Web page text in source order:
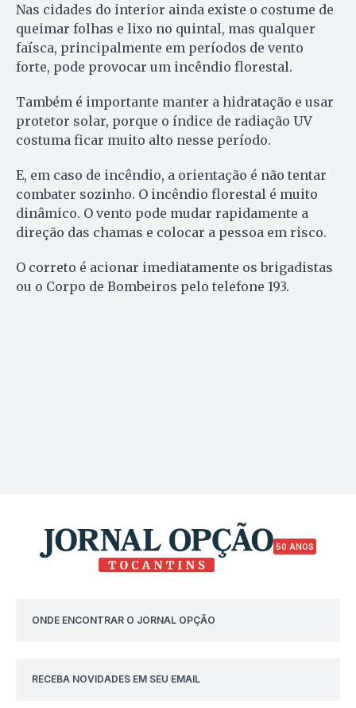
Nas cidades do interior ainda existe o costume de
queimar folhas e lixo no quintal, mas qualquer
faísca, principalmente em períodos de vento
forte, pode provocar um incêndio florestal.
Também é importante manter a hidratação e usar
protetor solar, porque o índice de radiação UV
costuma ficar muito alto nesse período.
E, em caso de incêndio, a orientação é não tentar
combater sozinho. O incêndio florestal é muito
dinâmico. O vento pode mudar rapidamente a
direção das chamas e colocar a pessoa em risco.
O correto é acionar imediatamente os brigadistas
ou o Corpo de Bombeiros pelo telefone 193.
50 ANOS
ONDE ENCONTRAR O JORNAL OPÇÃO
RECEBA NOVIDADES EM SEU EMAIL